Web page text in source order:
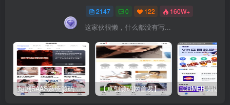
2147 0 122 160W+
这家伙很懒，什么都没有写...
短剧SAAS系统源码｜多端分销+云存储+多租户架构 【卓创源码网首发】全开源视频打赏系统源码｜双模板+代理分站+易支付对接｜API全面修复｜站长盈利利器！​